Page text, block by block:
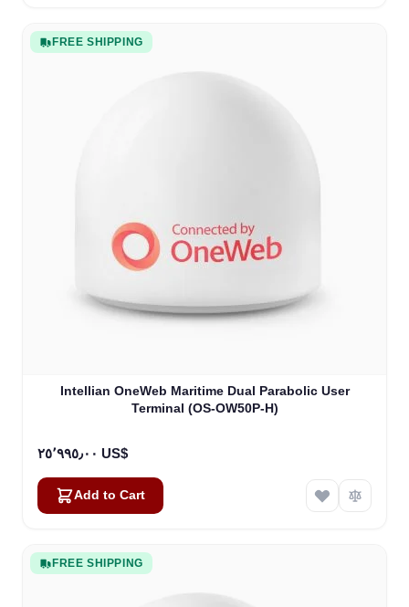
FREE SHIPPING
Intellian OneWeb Maritime Dual Parabolic User
Terminal (OS-OW50P-H)
٢٥٬٩٩٥٫٠٠ US$
Add to Cart
FREE SHIPPING